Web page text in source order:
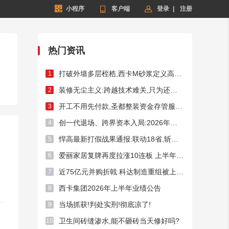
 小程序  客户端  登录 注册
热门资讯
1
2
3
4
5
6
7
8 西卡集团2026年上半年业绩公告
9 当场抓获!判处实刑!彻底凉了!
10 卫生间砖缝渗水,能不砸砖当天修好吗?